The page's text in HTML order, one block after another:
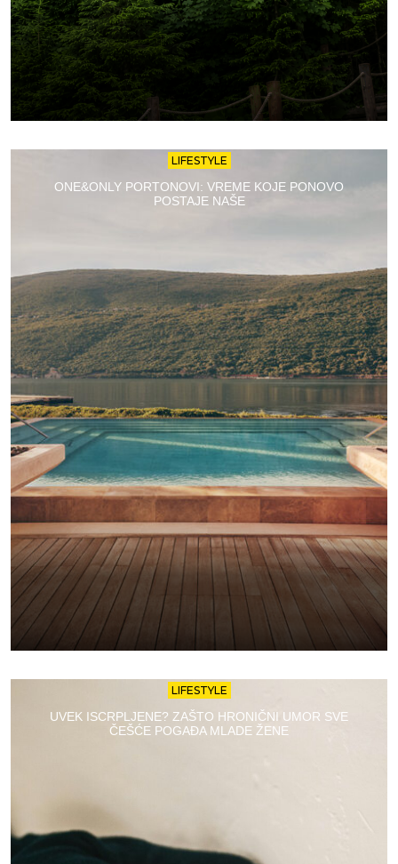
LIFESTYLE
ONE&ONLY PORTONOVI: VREME KOJE PONOVO
POSTAJE NAŠE
LIFESTYLE
UVEK ISCRPLJENE? ZAŠTO HRONIČNI UMOR SVE
ČEŠĆE POGAĐA MLADE ŽENE